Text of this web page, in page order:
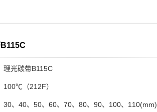
理光碳带B115C
100℃（212F）
30、40、50、60、70、80、90、100、110(mm)